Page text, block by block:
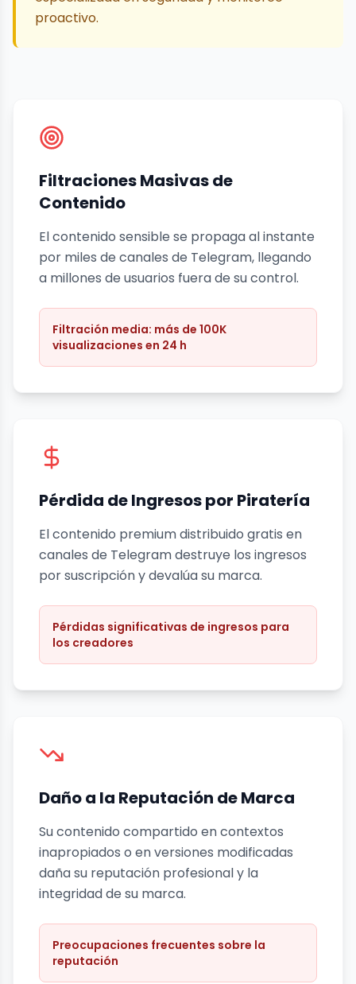
proactivo.
Filtraciones Masivas de
Contenido
El contenido sensible se propaga al instante
por miles de canales de Telegram, llegando
a millones de usuarios fuera de su control.
Filtración media: más de 100K
visualizaciones en 24 h
Pérdida de Ingresos por Piratería
El contenido premium distribuido gratis en
canales de Telegram destruye los ingresos
por suscripción y devalúa su marca.
Pérdidas significativas de ingresos para
los creadores
Daño a la Reputación de Marca
Su contenido compartido en contextos
inapropiados o en versiones modificadas
daña su reputación profesional y la
integridad de su marca.
Preocupaciones frecuentes sobre la
reputación